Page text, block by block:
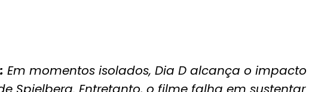
Em momentos isolados, Dia D alcança o impacto